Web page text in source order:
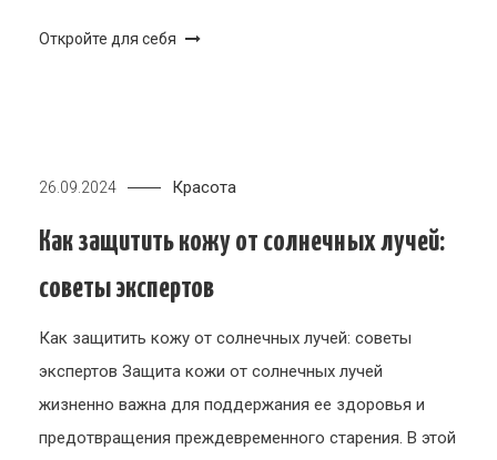
Откройте для себя
26.09.2024 Красота
Как защитить кожу от солнечных лучей:
советы экспертов
Как защитить кожу от солнечных лучей: советы
экспертов Защита кожи от солнечных лучей
жизненно важна для поддержания ее здоровья и
предотвращения преждевременного старения. В этой